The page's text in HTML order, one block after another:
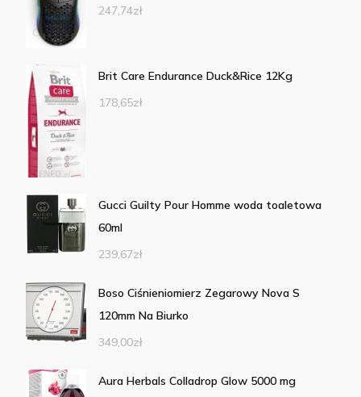
247,74zł
Brit Care Endurance Duck&Rice 12Kg
178,65zł
Gucci Guilty Pour Homme woda toaletowa
60ml
239,67zł
Boso Ciśnieniomierz Zegarowy Nova S
120mm Na Biurko
349,00zł
Aura Herbals Colladrop Glow 5000 mg